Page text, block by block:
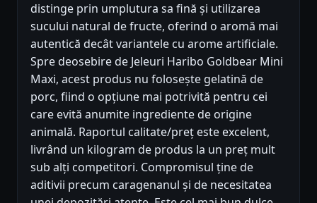
distinge prin umplutura sa fină și utilizarea
sucului natural de fructe, oferind o aromă mai
autentică decât variantele cu arome artificiale.
Spre deosebire de Jeleuri Haribo Goldbear Mini
Maxi, acest produs nu folosește gelatină de
porc, fiind o opțiune mai potrivită pentru cei
care evită anumite ingrediente de origine
animală. Raportul calitate/preț este excelent,
livrând un kilogram de produs la un preț mult
sub alți competitori. Compromisul ține de
aditivii precum caragenanul și de necesitatea